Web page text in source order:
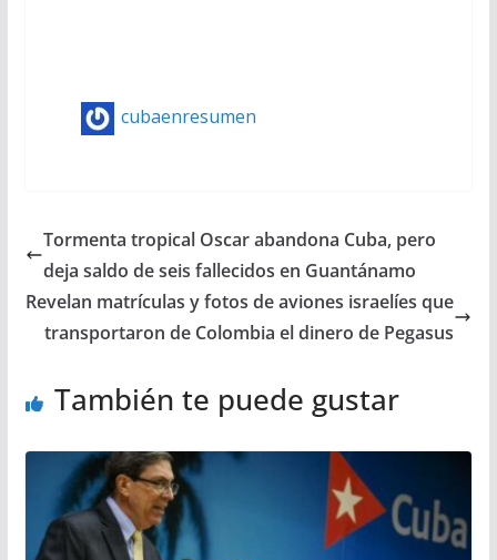
cubaenresumen
Tormenta tropical Oscar abandona Cuba, pero
deja saldo de seis fallecidos en Guantánamo
Revelan matrículas y fotos de aviones israelíes que
transportaron de Colombia el dinero de Pegasus
También te puede gustar